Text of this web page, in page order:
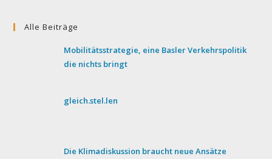
Alle Beiträge
Mobilitätsstrategie, eine Basler Verkehrspolitik
die nichts bringt
gleich.stel.len
Die Klimadiskussion braucht neue Ansätze